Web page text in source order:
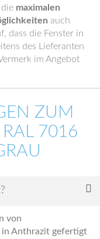
maximalen
auch
dass die Fenster in
des Lieferanten
im Angebot
ZUM
RAL 7016
von
Anthrazit gefertigt